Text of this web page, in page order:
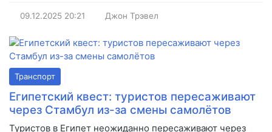
09.12.2025 20:21 Джон Трэвел
Транспорт
Египетский квест: туристов пересаживают
через Стамбул из-за смены самолётов
Туристов в Египет неожиданно пересаживают через